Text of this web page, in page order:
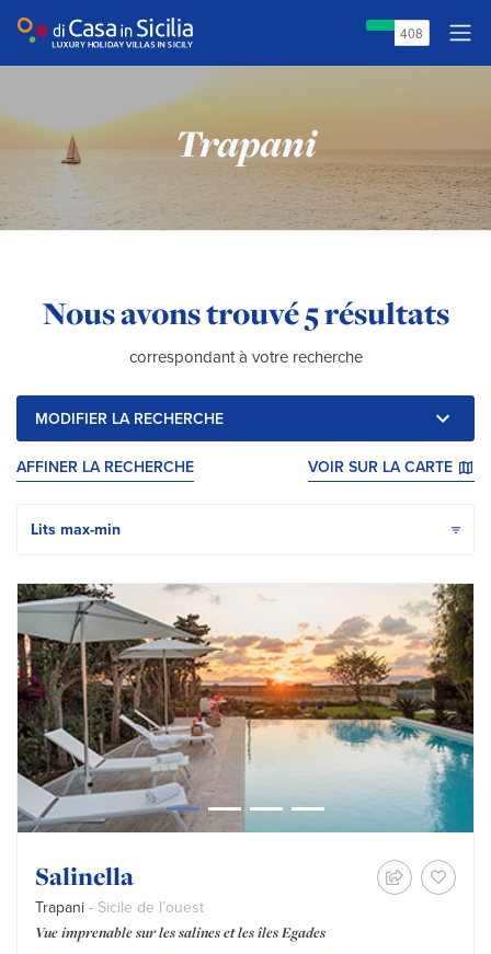
Trapani
Résultats de la recherche :
Nous avons trouvé5 résultats
correspondant à votre recherche
MODIFIER LA RECHERCHE
AFFINER LA RECHERCHE VOIR SUR LA CARTE
Salinella
Trapani - Sicile de l’ouest
Vue imprenable sur les salines et les îles Egades